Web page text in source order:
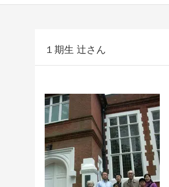
１期生 辻さん